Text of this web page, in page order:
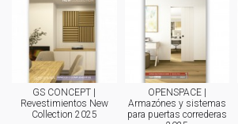
GS CONCEPT |
Revestimientos New
Collection 2025
OPENSPACE |
Armazónes y sistemas
para puertas correderas